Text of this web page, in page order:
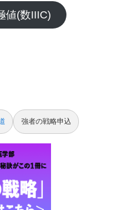
値(数IIIC)
強者の戦略申込